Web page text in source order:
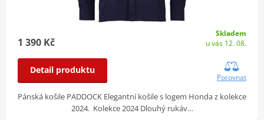
1 390 Kč
Skladem
u vás 12. 08.
Detail produktu
Porovnat
Pánská košile PADDOCK Elegantní košile s logem Honda z kolekce
2024. Kolekce 2024 Dlouhý rukáv…